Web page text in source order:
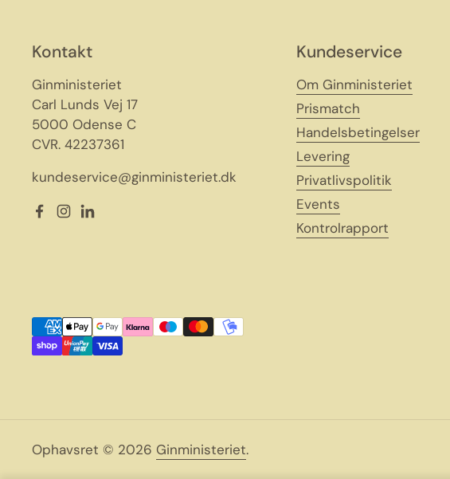
Kontakt
Ginministeriet
Carl Lunds Vej 17
5000 Odense C
CVR. 42237361
kundeservice@ginministeriet.dk
Facebook
Instagram
LinkedIn
Kundeservice
Om Ginministeriet
Prismatch
Handelsbetingelser
Levering
Privatlivspolitik
Events
Kontrolrapport
Ophavsret © 2026 Ginministeriet.